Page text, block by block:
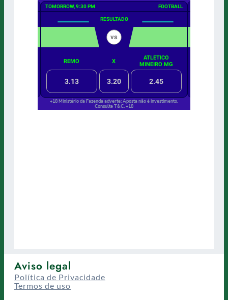
Aviso legal
Política de Privacidade
Termos de uso